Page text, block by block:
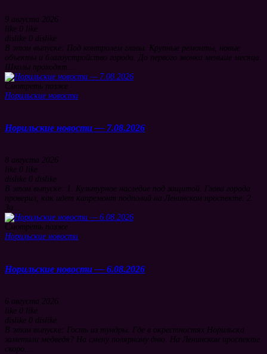
9 августа 2026
like 0 like
dislike 0 dislike
В этом выпуске: Под контролем главы. Крупные ремонты, новые
объекты и благоустройство города. До первого звонка меньше месяца.
Школы проходят...
Смотреть позже
Норильские новости
Норильские новости — 7.08.2026
8 августа 2026
like 0 like
dislike 0 dislike
В этом выпуске: 1. Культурное наследие под защитой. Глава города
проверил, как идет капремонт подполий на Ленинском проспекте. 2.
За...
Смотреть позже
Норильские новости
Норильские новости — 6.08.2026
6 августа 2026
like 0 like
dislike 0 dislike
В этом выпуске: Гость из тундры. Где в окрестностях Норильска
заметили медведя? На смену полярному дню. На Ленинском проспекте
скоро...